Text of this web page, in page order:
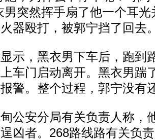
男突然挥手扇了他一个耳
器殴打，被郭宁挡了回去
，黑衣男下车后，跑到
车门启动离开。黑衣男踹
警。整个过程，郭宁没有
安分局有关负责人称，
凶者。268路线路有关负